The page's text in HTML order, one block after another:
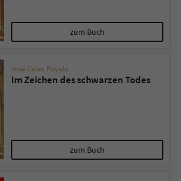
zum Buch
José Calvo Poyato
Im Zeichen des schwarzen Todes
zum Buch